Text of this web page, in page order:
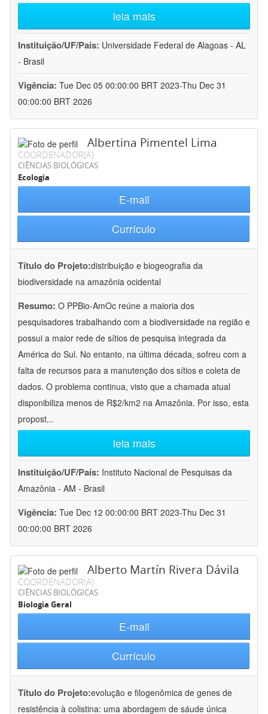
leia mais
Instituição/UF/País: Universidade Federal de Alagoas - AL
- Brasil
Vigência: Tue Dec 05 00:00:00 BRT 2023-Thu Dec 31
00:00:00 BRT 2026
Albertina Pimentel Lima
COORDENADOR(A)
CIÊNCIAS BIOLÓGICAS
Ecologia
E-mail
Currículo
Título do Projeto:distribuição e biogeografia da
biodiversidade na amazônia ocidental
Resumo: O PPBio-AmOc reúne a maioria dos
pesquisadores trabalhando com a biodiversidade na região e
possui a maior rede de sítios de pesquisa integrada da
América do Sul. No entanto, na última década, sofreu com a
falta de recursos para a manutenção dos sítios e coleta de
dados. O problema continua, visto que a chamada atual
disponibiliza menos de R$2/km2 na Amazônia. Por isso, esta
propost...
leia mais
Instituição/UF/País: Instituto Nacional de Pesquisas da
Amazônia - AM - Brasil
Vigência: Tue Dec 12 00:00:00 BRT 2023-Thu Dec 31
00:00:00 BRT 2026
Alberto Martín Rivera Dávila
COORDENADOR(A)
CIÊNCIAS BIOLÓGICAS
Biologia Geral
E-mail
Currículo
Título do Projeto:evolução e filogenômica de genes de
resistência à colistina: uma abordagem de sáude única